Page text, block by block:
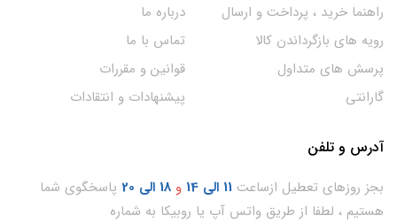
راهنما خرید ، پرداخت و ارسال
رویه های بازگرداندن کالا
پرسش های متداول
گارانتی
درباره ما
تماس با ما
قوانین و مقررات
پیشنهادات و انتقادات
آدرس و تلفن
بجز روزهای تعطیل ازساعت 11 الی 14 و 18 الی 20
پاسخگوی شما
هستیم ، لطفا از طریق واتس آپ یا روبیکا به شماره